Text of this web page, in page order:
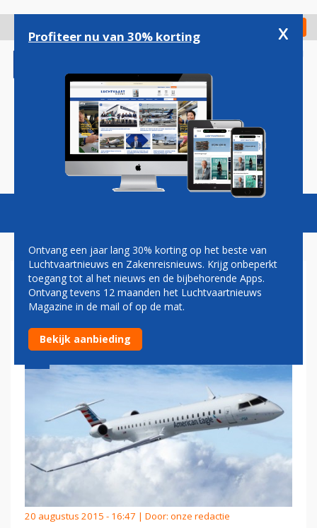
gaan
Check in
Magazine Podcasts Vacatures
VLIEGTICKETS IN VS DALEN
DOOR LAGE OLIEPRIJS
20 augustus 2015 - 16:47 | Door: onze redactie
Profiteer nu van 30% korting x
Ontvang een jaar lang 30% korting op het beste van
Luchtvaartnieuws en Zakenreisnieuws. Krijg onbeperkt
toegang tot al het nieuws en de bijbehorende Apps.
Ontvang tevens 12 maanden het Luchtvaartnieuws
Magazine in de mail of op de mat.
Bekijk aanbieding